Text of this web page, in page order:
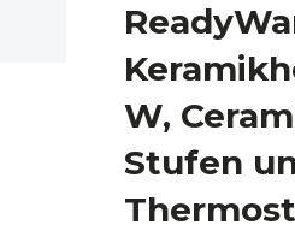
W,
Stufen